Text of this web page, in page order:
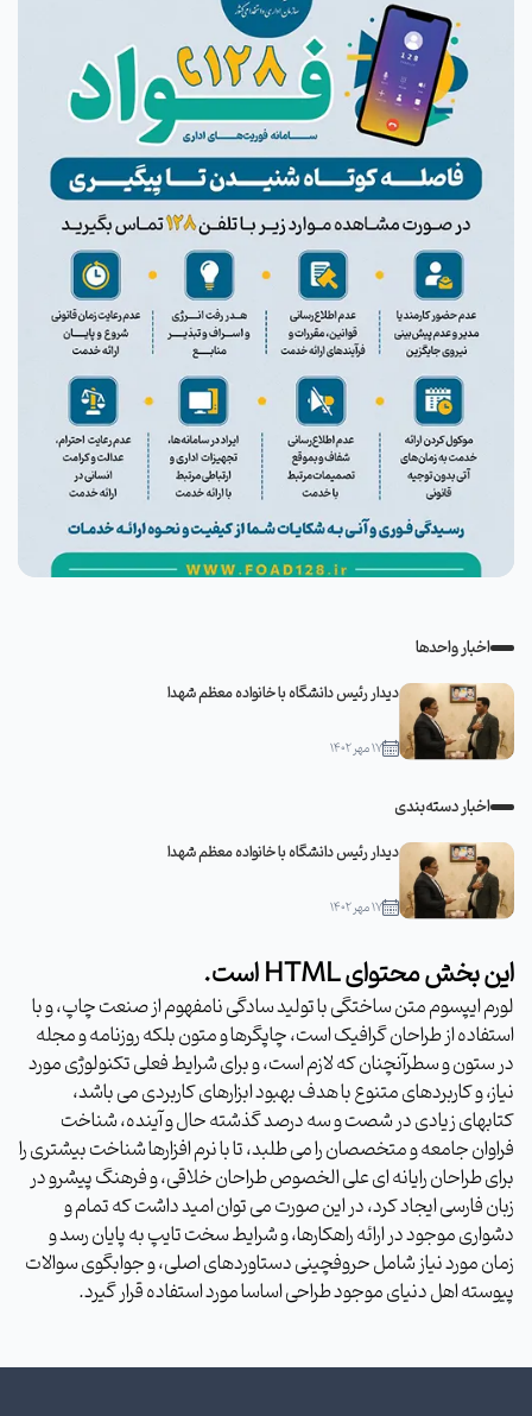
اخبار واحدها
دیدار رئیس دانشگاه با خانواده معظم شهدا
۱۷ مهر ۱۴۰۲
اخبار دسته‌بندی
دیدار رئیس دانشگاه با خانواده معظم شهدا
۱۷ مهر ۱۴۰۲
این بخش محتوای HTML است.
لورم ایپسوم متن ساختگی با تولید سادگی نامفهوم از صنعت چاپ، و با
استفاده از طراحان گرافیک است، چاپگرها و متون بلکه روزنامه و مجله
در ستون و سطرآنچنان که لازم است، و برای شرایط فعلی تکنولوژی مورد
نیاز، و کاربردهای متنوع با هدف بهبود ابزارهای کاربردی می باشد،
کتابهای زیادی در شصت و سه درصد گذشته حال و آینده، شناخت
فراوان جامعه و متخصصان را می طلبد، تا با نرم افزارها شناخت بیشتری را
برای طراحان رایانه ای علی الخصوص طراحان خلاقی، و فرهنگ پیشرو در
زبان فارسی ایجاد کرد، در این صورت می توان امید داشت که تمام و
دشواری موجود در ارائه راهکارها، و شرایط سخت تایپ به پایان رسد و
زمان مورد نیاز شامل حروفچینی دستاوردهای اصلی، و جوابگوی سوالات
پیوسته اهل دنیای موجود طراحی اساسا مورد استفاده قرار گیرد.